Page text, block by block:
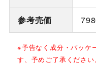
参考売価
※予告なく成分・パッケ
す、予めご了承ください